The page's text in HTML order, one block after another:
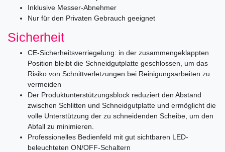
Inklusive Messer-Abnehmer
Nur für den Privaten Gebrauch geeignet
Sicherheit
CE-Sicherheitsverriegelung: in der zusammengeklappten
Position bleibt die Schneidgutplatte geschlossen, um das
Risiko von Schnittverletzungen bei Reinigungsarbeiten zu
vermeiden
Der Produktunterstützungsblock reduziert den Abstand
zwischen Schlitten und Schneidgutplatte und ermöglicht die
volle Unterstützung der zu schneidenden Scheibe, um den
Abfall zu minimieren.
Professionelles Bedienfeld mit gut sichtbaren LED-
beleuchteten ON/OFF-Schaltern